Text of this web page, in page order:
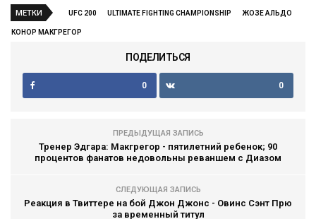
МЕТКИ UFC 200 ULTIMATE FIGHTING CHAMPIONSHIP ЖОЗЕ АЛЬДО
КОНОР МАКГРЕГОР
ПОДЕЛИТЬСЯ
0 0
ПРЕДЫДУЩАЯ ЗАПИСЬ
Тренер Эдгара: Макгрегор - пятилетний ребенок; 90
процентов фанатов недовольны реваншем с Диазом
СЛЕДУЮЩАЯ ЗАПИСЬ
Реакция в Твиттере на бой Джон Джонс - Овинс Сэнт Прю
за временный титул